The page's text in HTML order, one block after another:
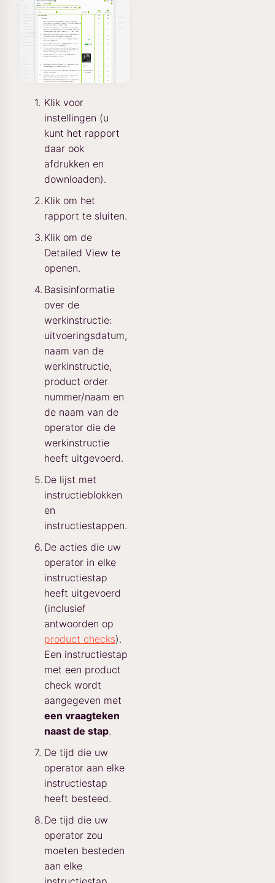
Klik voor
instellingen (u
kunt het rapport
daar ook
afdrukken en
downloaden).
Klik om het
rapport te sluiten.
Klik om de
Detailed View te
openen.
Basisinformatie
over de
werkinstructie:
uitvoeringsdatum,
naam van de
werkinstructie,
product order
nummer/naam en
de naam van de
operator die de
werkinstructie
heeft uitgevoerd.
De lijst met
instructieblokken
en
instructiestappen.
De acties die uw
operator in elke
instructiestap
heeft uitgevoerd
(inclusief
antwoorden op
product checks).
Een instructiestap
met een product
check wordt
aangegeven met
een vraagteken
naast de stap.
De tijd die uw
operator aan elke
instructiestap
heeft besteed.
De tijd die uw
operator zou
moeten besteden
aan elke